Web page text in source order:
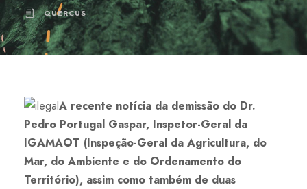
QUERCUS
A recente notícia da demissão do Dr.
Pedro Portugal Gaspar, Inspetor-Geral da
IGAMAOT (Inspeção-Geral da Agricultura, do
Mar, do Ambiente e do Ordenamento do
Território), assim como também de duas